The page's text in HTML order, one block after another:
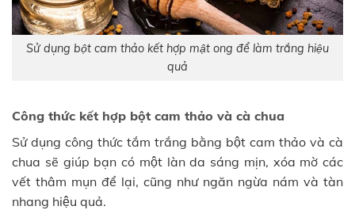
Sử dụng bột cam thảo kết hợp mật ong để làm trắng hiệu
quả
Công thức kết hợp bột cam thảo và cà chua
Sử dụng công thức tắm trắng bằng bột cam thảo và cà
chua sẽ giúp bạn có một làn da sáng mịn, xóa mờ các
vết thâm mụn để lại, cũng như ngăn ngừa nám và tàn
nhang hiệu quả.